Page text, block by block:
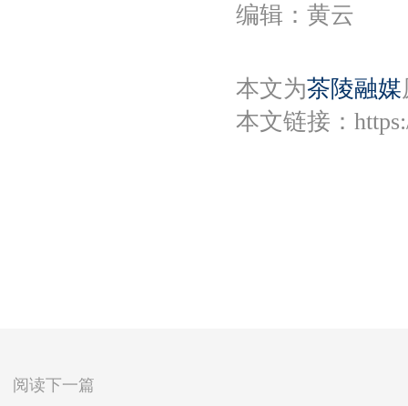
编辑：黄云
本文为茶陵融媒
本文链接：
阅读下一篇